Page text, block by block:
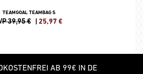
TEAMGOAL TEAMBAG S
39,95 € | 25,97 €
AB 99€ IN DE